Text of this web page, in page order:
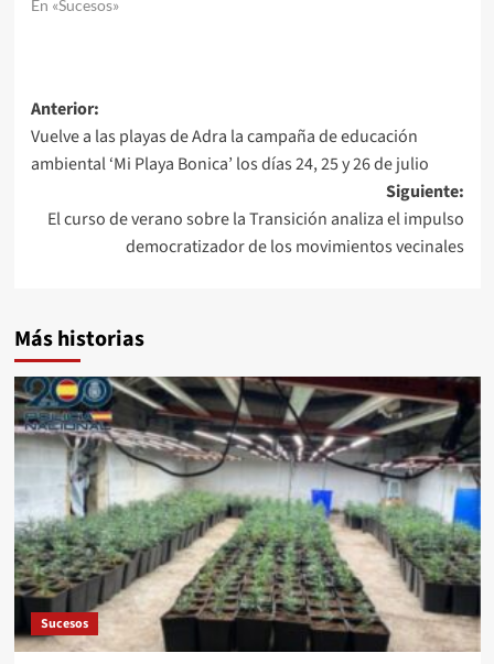
En «Sucesos»
Navegación
de
entradas
Anterior:
Vuelve a las playas de Adra la campaña de educación
ambiental ‘Mi Playa Bonica’ los días 24, 25 y 26 de julio
Siguiente:
El curso de verano sobre la Transición analiza el impulso
democratizador de los movimientos vecinales
Más historias
Sucesos